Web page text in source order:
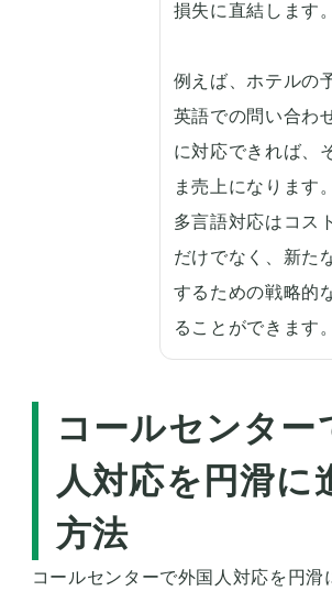
損失に直結します。
例えば、ホテルの
英語での問い合わ
に対応できれば、
ま売上になります
多言語対応はコス
だけでなく、新た
するための戦略的
ることができます。
コールセンター
人対応を円滑に
方法
コールセンターで外国人対応を円滑